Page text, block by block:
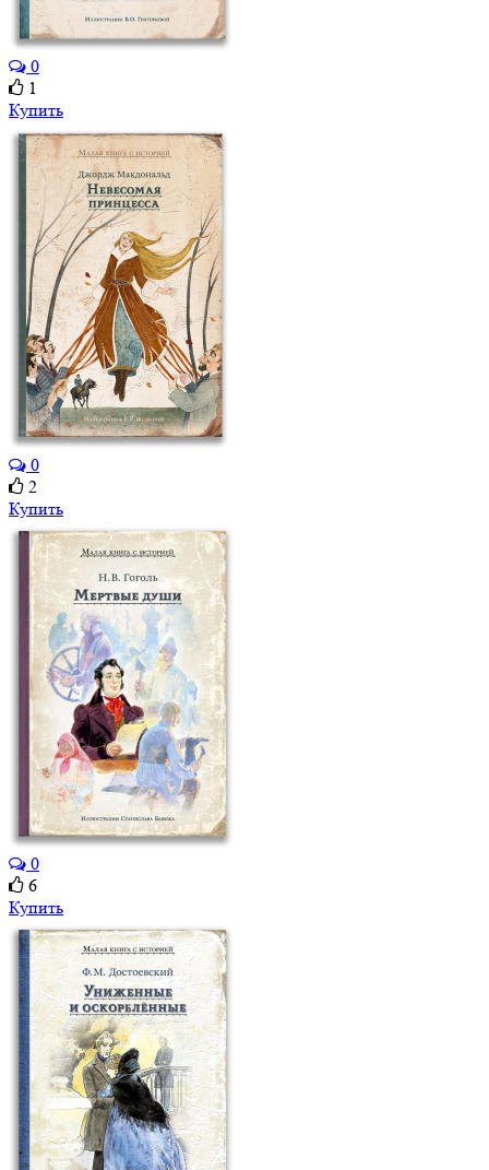
0
1
Купить
0
2
Купить
0
6
Купить